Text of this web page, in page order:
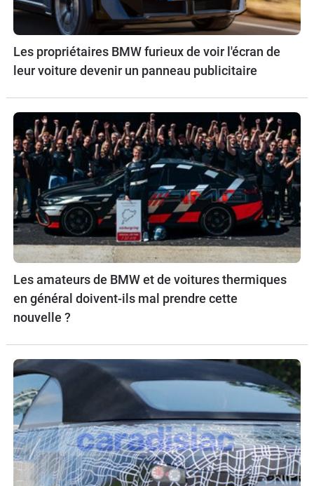
Les propriétaires BMW furieux de voir l'écran de
leur voiture devenir un panneau publicitaire
Les amateurs de BMW et de voitures thermiques
en général doivent-ils mal prendre cette
nouvelle ?